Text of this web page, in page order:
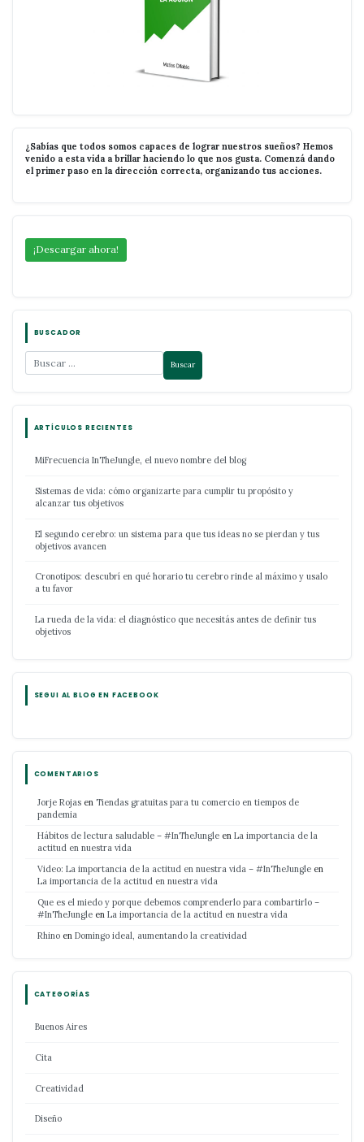
¿Sabías que todos somos capaces de lograr nuestros sueños? Hemos
venido a esta vida a brillar haciendo lo que nos gusta. Comenzá dando
el primer paso en la dirección correcta, organizando tus acciones.
¡Descargar ahora!
BUSCADOR
ARTÍCULOS RECIENTES
MiFrecuencia InTheJungle, el nuevo nombre del blog
Sistemas de vida: cómo organizarte para cumplir tu propósito y
alcanzar tus objetivos
El segundo cerebro: un sistema para que tus ideas no se pierdan y tus
objetivos avancen
Cronotipos: descubrí en qué horario tu cerebro rinde al máximo y usalo
a tu favor
La rueda de la vida: el diagnóstico que necesitás antes de definir tus
objetivos
SEGUI AL BLOG EN FACEBOOK
COMENTARIOS
Jorje Rojas en Tiendas gratuitas para tu comercio en tiempos de
pandemia
Hábitos de lectura saludable – #InTheJungle en La importancia de la
actitud en nuestra vida
Video: La importancia de la actitud en nuestra vida – #InTheJungle en
La importancia de la actitud en nuestra vida
Que es el miedo y porque debemos comprenderlo para combartirlo –
#InTheJungle en La importancia de la actitud en nuestra vida
Rhino en Domingo ideal, aumentando la creatividad
CATEGORÍAS
Buenos Aires
Cita
Creatividad
Diseño